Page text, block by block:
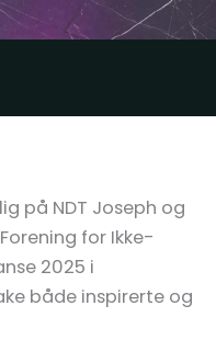
på NDT Joseph og
for Ikke-
2025 i
både inspirerte og